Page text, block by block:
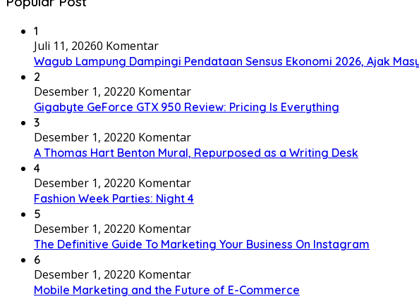
1
Juli 11, 20260 Komentar
Wagub Lampung Dampingi Pendataan Sensus Ekonomi 2026, Ajak
2
Desember 1, 20220 Komentar
Gigabyte GeForce GTX 950 Review: Pricing Is Everything
3
Desember 1, 20220 Komentar
A Thomas Hart Benton Mural, Repurposed as a Writing Desk
4
Desember 1, 20220 Komentar
Fashion Week Parties: Night 4
5
Desember 1, 20220 Komentar
The Definitive Guide To Marketing Your Business On Instagram
6
Desember 1, 20220 Komentar
Mobile Marketing and the Future of E-Commerce